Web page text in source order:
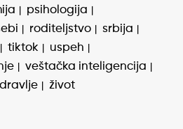
psihologija
roditeljstvo
srbija
tiktok
uspeh
veštačka inteligencija
život